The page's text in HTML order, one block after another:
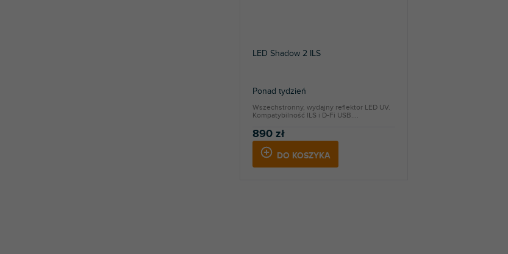
LED Shadow 2 ILS
Ponad tydzień
890 zł
DO KOSZYKA
Wszechstronny, wydajny reflektor LED UV.
Kompatybilność ILS i D-Fi USB....